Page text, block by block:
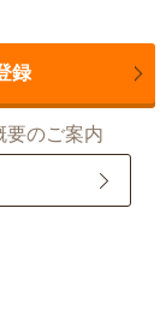
録
要のご案内